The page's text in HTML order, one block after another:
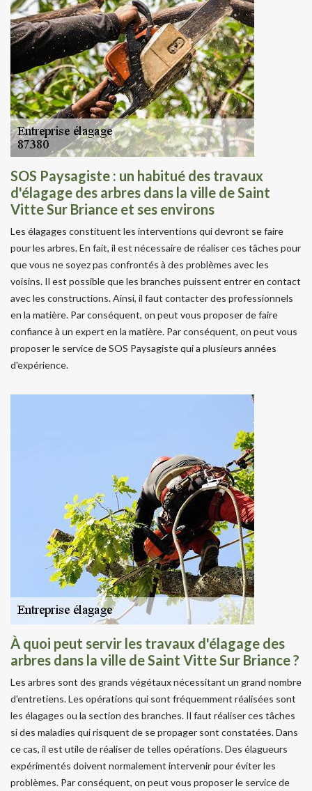
SOS Paysagiste : un habitué des travaux
d'élagage des arbres dans la ville de Saint
Vitte Sur Briance et ses environs
Les élagages constituent les interventions qui devront se faire
pour les arbres. En fait, il est nécessaire de réaliser ces tâches pour
que vous ne soyez pas confrontés à des problèmes avec les
voisins. Il est possible que les branches puissent entrer en contact
avec les constructions. Ainsi, il faut contacter des professionnels
en la matière. Par conséquent, on peut vous proposer de faire
confiance à un expert en la matière. Par conséquent, on peut vous
proposer le service de SOS Paysagiste qui a plusieurs années
d'expérience.
À quoi peut servir les travaux d'élagage des
arbres dans la ville de Saint Vitte Sur Briance ?
Les arbres sont des grands végétaux nécessitant un grand nombre
d'entretiens. Les opérations qui sont fréquemment réalisées sont
les élagages ou la section des branches. Il faut réaliser ces tâches
si des maladies qui risquent de se propager sont constatées. Dans
ce cas, il est utile de réaliser de telles opérations. Des élagueurs
expérimentés doivent normalement intervenir pour éviter les
problèmes. Par conséquent, on peut vous proposer le service de